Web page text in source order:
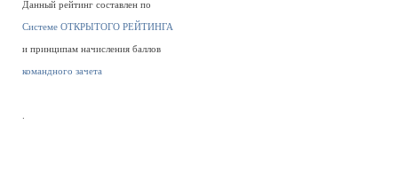
Данный рейтинг составлен по
Системе ОТКРЫТОГО РЕЙТИНГА
и принципам начисления баллов
командного зачета